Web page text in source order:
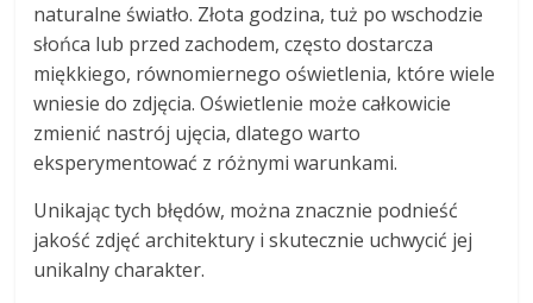
naturalne światło. Złota godzina, tuż po wschodzie
słońca lub przed zachodem, często dostarcza
miękkiego, równomiernego oświetlenia, które wiele
wniesie do zdjęcia. Oświetlenie może całkowicie
zmienić nastrój ujęcia, dlatego warto
eksperymentować z różnymi warunkami.
Unikając tych błędów, można znacznie podnieść
jakość zdjęć architektury i skutecznie uchwycić jej
unikalny charakter.